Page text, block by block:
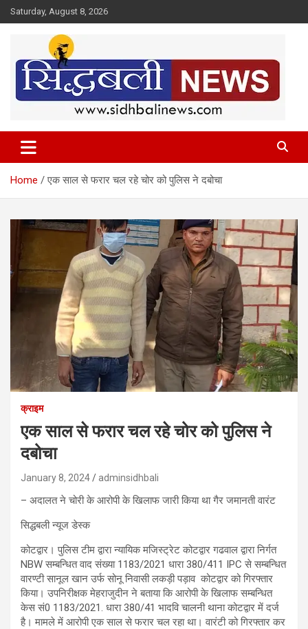
Skip
to
Saturday, August 8, 2026
Sidhbali News
Home एक साल से फरार चल रहे चोर को पुलिस ने दबोचा
क्राइम
एक साल से फरार चल रहे चोर को पुलिस ने
दबोचा
January 8, 2024 adminsidhbali
– अदालत ने चोरी के आरोपी के खिलाफ जारी किया था गैर जमानती वारंट
सिद्धबली न्यूज डेस्क
कोटद्वार। पुलिस टीम द्वारा न्यायिक मजिस्ट्रेट कोटद्वार गढवाल द्वारा निर्गत
NBW सम्बन्धित वाद संख्या 1183/2021 धारा 380/411 IPC से सम्बन्धित
वारण्टी सानूल खान उर्फ सोनू निवासी लकड़ी पड़ाव कोटद्वार को गिरफ्तार
किया। उपनिरीक्षक मेहराजुदीन ने बताया कि आरोपी के खिलाफ सम्बन्धित
केस सं0 1183/2021. धारा 380/41 भादवि चालनी थाना कोटद्वार में दर्ज
है। मामले में आरोपी एक साल से फरार चल रहा था। वारंटी को गिरफ्तार कर